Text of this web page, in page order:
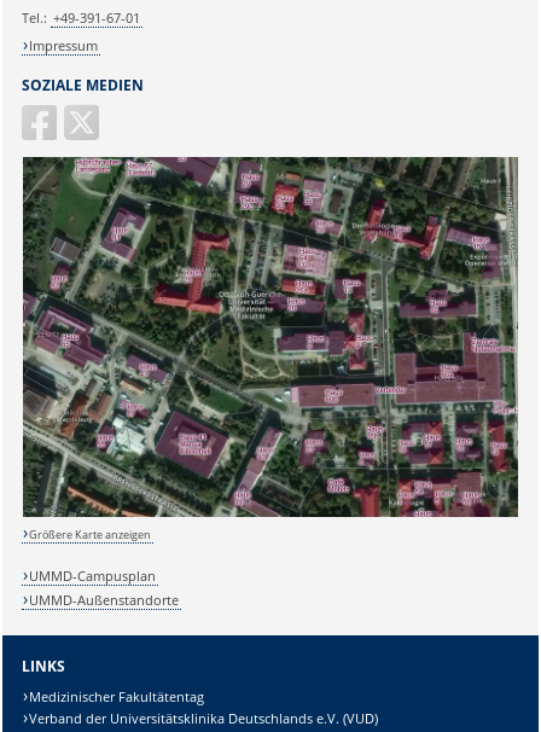
SOZIALE MEDIEN
Tel.: +49-391-67-01
Impressum
Größere Karte anzeigen
UMMD-Campusplan
UMMD-Außenstandorte
LINKS
Medizinischer Fakultätentag
Verband der Universitätsklinika Deutschlands e.V. (VUD)